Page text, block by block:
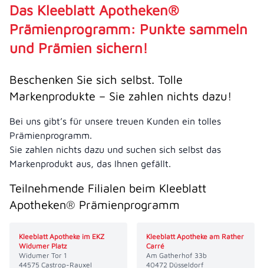
Das Kleeblatt Apotheken®
Prämienprogramm: Punkte sammeln
und Prämien sichern!
Beschenken Sie sich selbst. Tolle
Markenprodukte – Sie zahlen nichts dazu!
Bei uns gibt’s für unsere treuen Kunden ein tolles
Prämienprogramm.
Sie zahlen nichts dazu und suchen sich selbst das
Markenprodukt aus, das Ihnen gefällt.
Teilnehmende Filialen beim Kleeblatt
Apotheken® Prämienprogramm
Kleeblatt Apotheke im EKZ
Widumer Platz
Widumer Tor 1
44575 Castrop-Rauxel
Kleeblatt Apotheke am Rather
Carré
Am Gatherhof 33b
40472 Düsseldorf